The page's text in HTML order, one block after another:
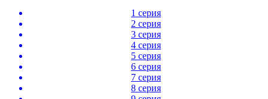
1 серия
2 серия
3 серия
4 серия
5 серия
6 серия
7 серия
8 серия